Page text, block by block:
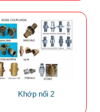
Khớp nối 2